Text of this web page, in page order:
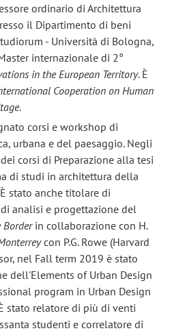
ordinario di Architettura
il Dipartimento di beni
- Università di Bologna,
internazionale di 2°
in the European Territory. È
Cooperation on Human
.
corsi e workshop di
urbana e del paesaggio. Negli
corsi di Preparazione alla tesi
di studi in architettura della
stato anche titolare di
analisi e progettazione del
Borderin collaborazione con H.
con P.G. Rowe (Harvard
nel Fall term 2019 è stato
dell'Elements of Urban Design
program in Urban Design
stato relatore di più di venti
studenti e correlatore di